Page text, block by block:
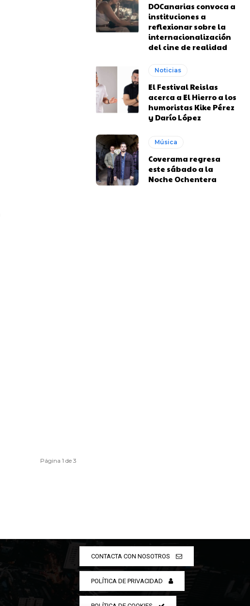
Página 1 de 3
DOCanarias convoca a
instituciones a
reflexionar sobre la
internacionalización
del cine de realidad
Noticias
El Festival Reislas
acerca a El Hierro a los
humoristas Kike Pérez
y Darío López
Música
Coverama regresa
este sábado a la
Noche Ochentera
CONTACTA CON NOSOTROS
POLÍTICA DE PRIVACIDAD